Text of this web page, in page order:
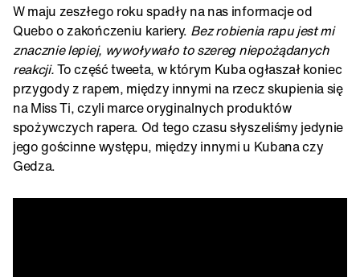
W maju zeszłego roku spadły na nas informacje od
Quebo o zakończeniu kariery. Bez robienia rapu jest mi
znacznie lepiej, wywoływało to szereg niepożądanych
reakcji.To część tweeta, w którym Kuba ogłaszał koniec
przygody z rapem, między innymi na rzecz skupienia się
na Miss Ti, czyli marce oryginalnych produktów
spożywczych rapera. Od tego czasu słyszeliśmy jedynie
jego gościnne występu, między innymi u Kubana czy
Gedza.